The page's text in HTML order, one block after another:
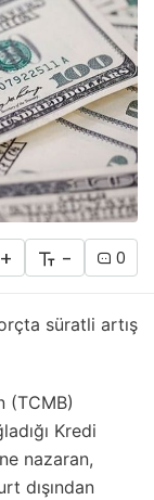
+ - 0
süratli artış
(TCMB)
Kredi
nazaran,
dışından